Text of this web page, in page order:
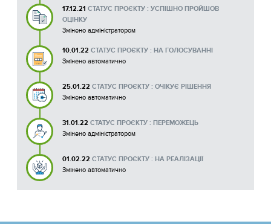
17.12.21 СТАТУС ПРОЄКТУ : УСПІШНО ПРОЙШОВ
ОЦІНКУ
Змінено адміністратором
10.01.22 СТАТУС ПРОЄКТУ : НА ГОЛОСУВАННІ
Змінено автоматично
25.01.22 СТАТУС ПРОЄКТУ : ОЧІКУЄ РІШЕННЯ
Змінено автоматично
31.01.22 СТАТУС ПРОЄКТУ : ПЕРЕМОЖЕЦЬ
Змінено адміністратором
01.02.22 СТАТУС ПРОЄКТУ : НА РЕАЛІЗАЦІЇ
Змінено автоматично